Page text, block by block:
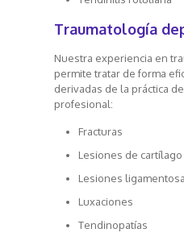
Traumatología
Nuestra experiencia en
permite tratar de forma
derivadas de la práctica
profesional:
Fracturas
Lesiones de cartílago
Lesiones
Luxaciones
Tendinopatías